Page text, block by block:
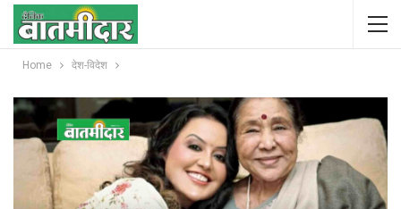
Home देश-विदेश